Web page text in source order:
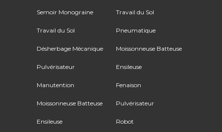
Semoir Monograine
Travail du Sol
Désherbage Mécanique
Pulvérisateur
Manutention
Moissonneuse Batteuse
Ensileuse
Travail du Sol
Pneumatique
Moissonneuse Batteuse
Ensileuse
Fenaison
Pulvérisateur
Robot